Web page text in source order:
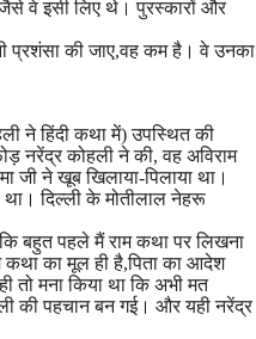
वे इसी लिए थे। पुरस्कारों और
प्रशंसा की जाए,वह कम है। वे उनका
ने हिंदी कथा में) उपस्थित की
नरेंद्र कोहली ने की, वह अविराम
जी ने खूब खिलाया-पिलाया था।
दिल्ली के मोतीलाल नेहरू
बहुत पहले मैं राम कथा पर लिखना
कथा का मूल ही है,पिता का आदेश
तो मना किया था कि अभी मत
की पहचान बन गई। और यही नरेंद्र